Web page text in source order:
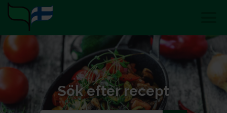
Sök efter recept